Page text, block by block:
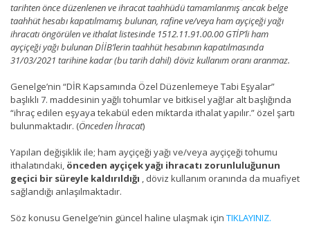
tarihten önce düzenlenen ve ihracat taahhüdü tamamlanmış ancak belge
taahhüt hesabı kapatılmamış bulunan, rafine ve/veya ham ayçiçeği yağı
ihracatı öngörülen ve ithalat listesinde 1512.11.91.00.00 GTİP’li ham
ayçiçeği yağı bulunan DİİB’lerin taahhüt hesabının kapatılmasında
31/03/2021 tarihine kadar (bu tarih dahil) döviz kullanım oranı aranmaz.
Genelge’nin “DİR Kapsamında Özel Düzenlemeye Tabi Eşyalar”
başlıklı 7. maddesinin yağlı tohumlar ve bitkisel yağlar alt başlığında
“ihraç edilen eşyaya tekabül eden miktarda ithalat yapılır.” özel şartı
bulunmaktadır. (Önceden İhracat)
Yapılan değişiklik ile; ham ayçiçeği yağı ve/veya ayçiçeği tohumu
ithalatındaki, önceden ayçiçek yağı ihracatı zorunluluğunun
geçici bir süreyle kaldırıldığı , döviz kullanım oranında da muafiyet
sağlandığı anlaşılmaktadır.
Söz konusu Genelge’nin güncel haline ulaşmak için TIKLAYINIZ.